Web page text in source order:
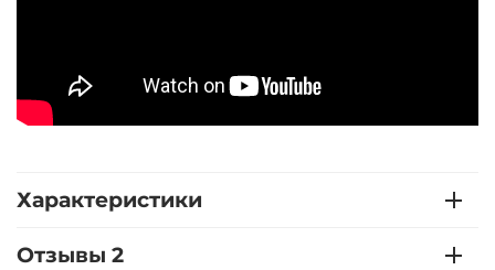
Характеристики
Отзывы 2